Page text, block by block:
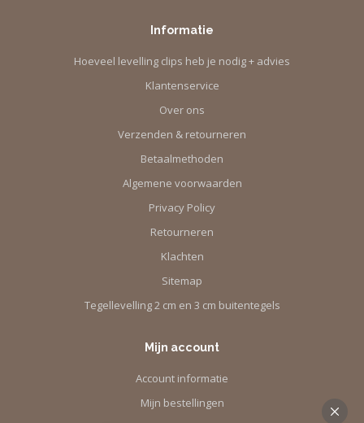
Informatie
Hoeveel levelling clips heb je nodig + advies
Klantenservice
Over ons
Verzenden & retourneren
Betaalmethoden
Algemene voorwaarden
Privacy Policy
Retourneren
Klachten
Sitemap
Tegellevelling 2 cm en 3 cm buitentegels
Mijn account
Account informatie
Mijn bestellingen